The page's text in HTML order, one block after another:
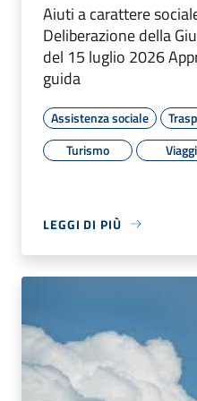
Aiuti a carattere
Deliberazione della
del 15 luglio 2026
guida
Assistenza sociale
Turismo
Viaggi
LEGGI DI PIÙ